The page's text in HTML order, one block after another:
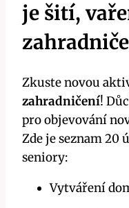
je šití,
Zkuste novou
zahradničení!
pro objevování
Zde je seznam 20
seniory:
Vytváření